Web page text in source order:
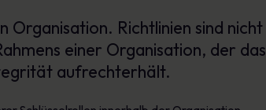
Richtlinien sind nicht
einer Organisation, der das
aufrechterhält.